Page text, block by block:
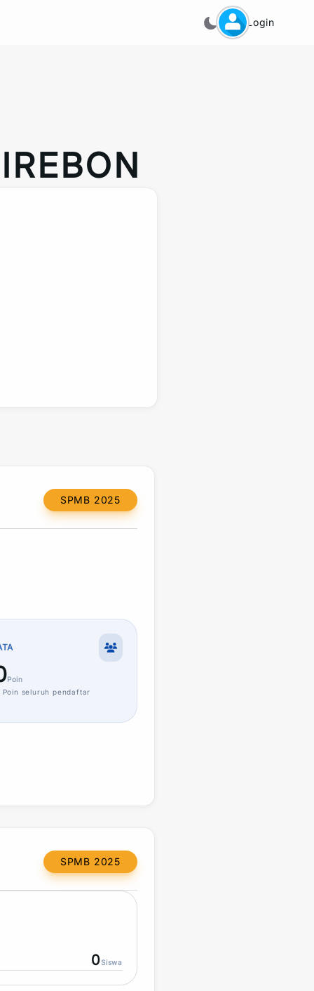
Login
SPMB 2025
Poin
Poin seluruh pendaftar
SPMB 2025
0Siswa